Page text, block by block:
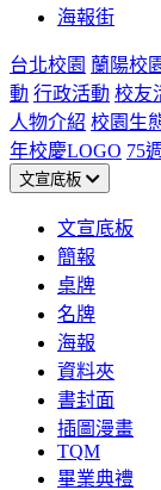
海報街
台北校園 蘭陽校
動 行政活動 校友
人物介紹 校園生
年校慶LOGO 75
文宣底板
文宣底板
簡報
桌牌
名牌
海報
資料夾
書封面
插圖漫畫
TQM
畢業典禮